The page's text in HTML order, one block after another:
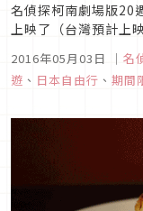
名偵探柯南劇場版20
上映了（台灣預計上
京、大阪、山形和福
是柯南咖啡廳，柯南
可以選擇柯南或基德
2016年05月03日 ｜ 名
遊 、 日本自由行 、 期間